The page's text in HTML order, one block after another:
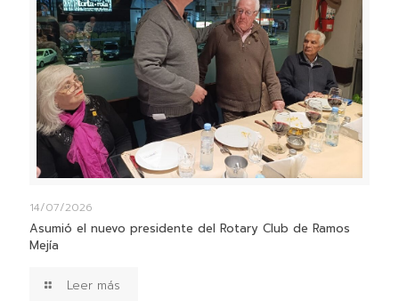
14/07/2026
Asumió el nuevo presidente del Rotary Club de Ramos
Mejía
Leer más